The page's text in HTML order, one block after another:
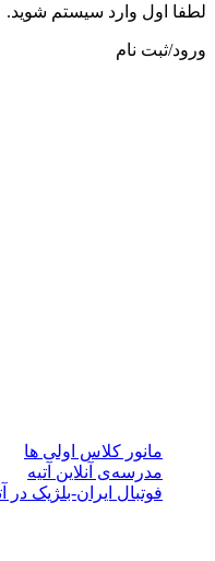
لطفا اول وارد سیستم شوید.
ورود/ثبت نام
مانور کلاس اولی ها
مدرسه‌ی آنلاین آتیه
فوتبال ایران-بلژیک در